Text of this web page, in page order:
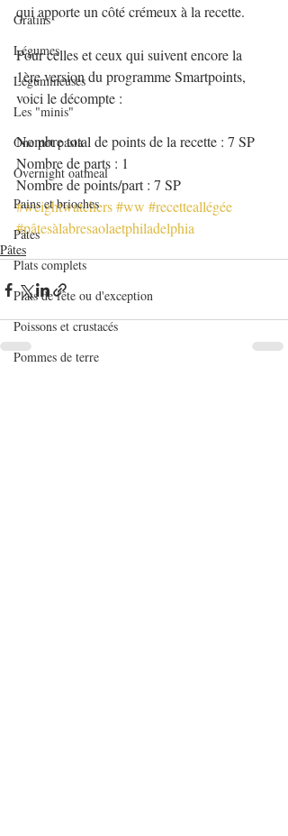
Gratins
Légumes
Légumineuses
Les "minis"
One pot pasta
Overnight oatmeal
Pains et brioches
Pâtes
Plats complets
Plats de fête ou d'exception
Poissons et crustacés
Pommes de terre
qui apporte un côté crémeux à la recette.
Pour celles et ceux qui suivent encore la
1ère version du programme Smartpoints,
voici le décompte :
Nombre total de points de la recette : 7 SP
Nombre de parts : 1
Nombre de points/part : 7 SP
#weightwatchers#ww #recetteallégée
#pâtesàlabresaolaetphiladelphia
Pâtes